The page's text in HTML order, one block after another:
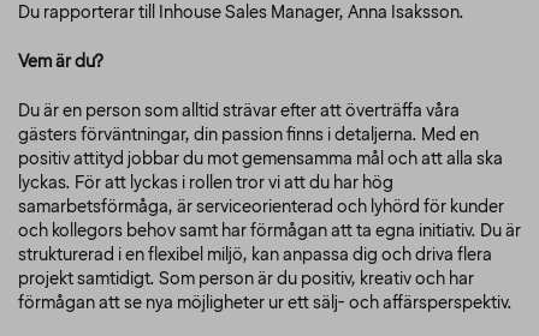
Du rapporterar till Inhouse Sales Manager, Anna Isaksson.
Vem är du?
Du är en person som alltid strävar efter att överträffa våra
gästers förväntningar, din passion finns i detaljerna. Med en
positiv attityd jobbar du mot gemensamma mål och att alla ska
lyckas. För att lyckas i rollen tror vi att du har hög
samarbetsförmåga, är serviceorienterad och lyhörd för kunder
och kollegors behov samt har förmågan att ta egna initiativ. Du är
strukturerad i en flexibel miljö, kan anpassa dig och driva flera
projekt samtidigt. Som person är du positiv, kreativ och har
förmågan att se nya möjligheter ur ett sälj- och affärsperspektiv.